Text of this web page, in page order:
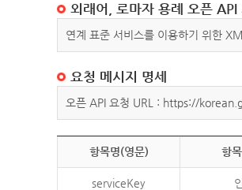
외래어, 로마자 용례 오픈 API
연계 표준 서비스를 이용하기 위한
요청 메시지 명세
오픈 API 요청 URL : https://
항목명(영문) 항
serviceKey